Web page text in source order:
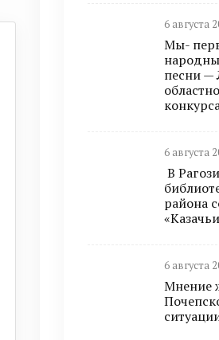
6 августа
Мы-
песни —
6 августа
В
района
6 августа
Мнение